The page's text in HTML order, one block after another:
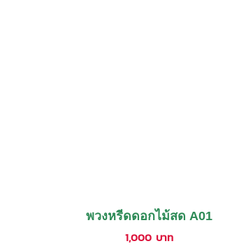
พวงหรีดดอกไม้สด A01
1,000 บาท